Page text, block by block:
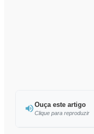
Ouça este artigo
Clique para reproduzir